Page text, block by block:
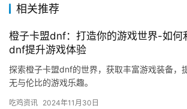
相关推荐
橙子卡盟dnf：打造你的游戏世界-如何
dnf提升游戏体验
探索橙子卡盟dnf的世界，获取丰富游戏装备，
无与伦比的游戏乐趣。
吃鸡资讯 2024年11月30日